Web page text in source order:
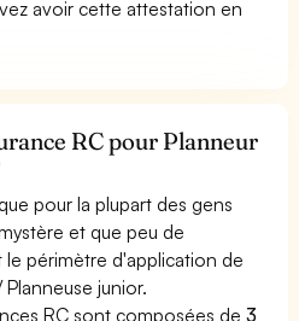
avoir cette attestation en
RC pour Planneur
pour la plupart des gens
et que peu de
périmètre d'application de
junior.
RC sont composées de3